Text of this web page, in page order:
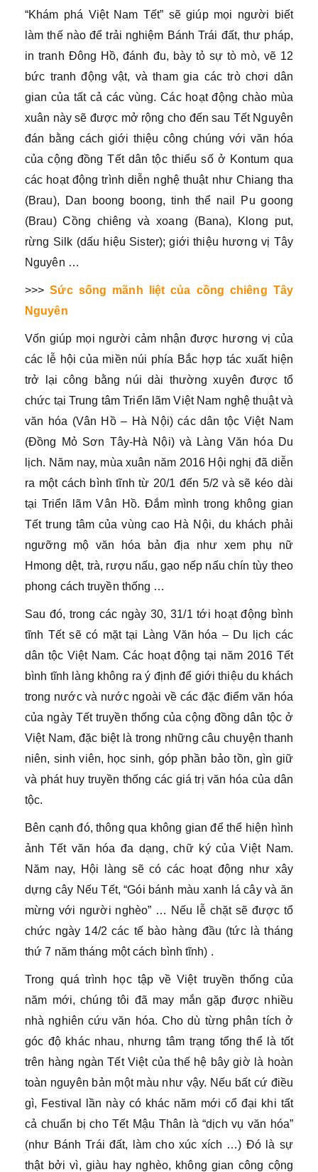
“Khám phá Việt Nam Tết” sẽ giúp mọi người biết
làm thế nào để trải nghiệm Bánh Trái đất, thư pháp,
in tranh Đông Hồ, đánh đu, bày tỏ sự tò mò, vẽ 12
bức tranh động vật, và tham gia các trò chơi dân
gian của tất cả các vùng. Các hoạt động chào mùa
xuân này sẽ được mở rộng cho đến sau Tết Nguyên
đán bằng cách giới thiệu công chúng với văn hóa
của cộng đồng Tết dân tộc thiểu số ở Kontum qua
các hoạt động trình diễn nghệ thuật như Chiang tha
(Brau), Dan boong boong, tinh thể nail Pu goong
(Brau) Cồng chiêng và xoang (Bana), Klong put,
rừng Silk (dấu hiệu Sister); giới thiệu hương vị Tây
Nguyên …
>>>Sức sống mãnh liệt của cồng chiêng Tây
Nguyên
Vốn giúp mọi người cảm nhận được hương vị của
các lễ hội của miền núi phía Bắc hợp tác xuất hiện
trở lại công bằng núi dài thường xuyên được tổ
chức tại Trung tâm Triển lãm Việt Nam nghệ thuật và
văn hóa (Vân Hồ – Hà Nội) các dân tộc Việt Nam
(Đồng Mỏ Sơn Tây-Hà Nội) và Làng Văn hóa Du
lịch. Năm nay, mùa xuân năm 2016 Hội nghị đã diễn
ra một cách bình tĩnh từ 20/1 đến 5/2 và sẽ kéo dài
tại Triển lãm Vân Hồ. Đắm mình trong không gian
Tết trung tâm của vùng cao Hà Nội, du khách phải
ngưỡng mộ văn hóa bản địa như xem phụ nữ
Hmong dệt, trà, rượu nấu, gạo nếp nấu chín tùy theo
phong cách truyền thống …
Sau đó, trong các ngày 30, 31/1 tới hoạt động bình
tĩnh Tết sẽ có mặt tại Làng Văn hóa – Du lịch các
dân tộc Việt Nam. Các hoạt động tại năm 2016 Tết
bình tĩnh làng không ra ý định để giới thiệu du khách
trong nước và nước ngoài về các đặc điểm văn hóa
của ngày Tết truyền thống của cộng đồng dân tộc ở
Việt Nam, đặc biệt là trong những câu chuyện thanh
niên, sinh viên, học sinh, góp phần bảo tồn, gìn giữ
và phát huy truyền thống các giá trị văn hóa của dân
tộc.
Bên cạnh đó, thông qua không gian để thể hiện hình
ảnh Tết văn hóa đa dạng, chữ ký của Việt Nam.
Năm nay, Hội làng sẽ có các hoạt động như xây
dựng cây Nếu Tết, “Gói bánh màu xanh lá cây và ăn
mừng với người nghèo” … Nếu lễ chặt sẽ được tổ
chức ngày 14/2 các tế bào hàng đầu (tức là tháng
thứ 7 năm tháng một cách bình tĩnh) .
Trong quá trình học tập về Việt truyền thống của
năm mới, chúng tôi đã may mắn gặp được nhiều
nhà nghiên cứu văn hóa. Cho dù từng phân tích ở
góc độ khác nhau, nhưng tâm trạng tổng thể là tốt
trên hàng ngàn Tết Việt của thế hệ bây giờ là hoàn
toàn nguyên bản một màu như vậy. Nếu bất cứ điều
gì, Festival lần này có khác năm mới cổ đại khi tất
cả chuẩn bị cho Tết Mậu Thân là “dịch vụ văn hóa”
(như Bánh Trái đất, làm cho xúc xích …) Đó là sự
thật bởi vì, giàu hay nghèo, không gian công cộng